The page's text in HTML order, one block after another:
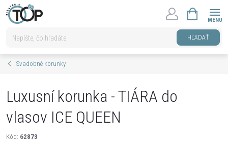
Prejsť
na
HĽADAŤ
KOŠÍK
Svadobné korunky
Luxusní korunka - TIÁRA do
vlasov ICE QUEEN
Kód: 62873